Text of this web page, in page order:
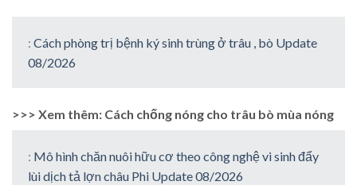
: Cách phòng trị bệnh ký sinh trùng ở trâu , bò Update
08/2026
>>> Xem thêm: Cách chống nóng cho trâu bò mùa nóng
: Mô hình chăn nuôi hữu cơ theo công nghệ vi sinh đẩy
lùi dịch tả lợn châu Phi Update 08/2026